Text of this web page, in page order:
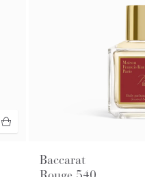
Baccarat